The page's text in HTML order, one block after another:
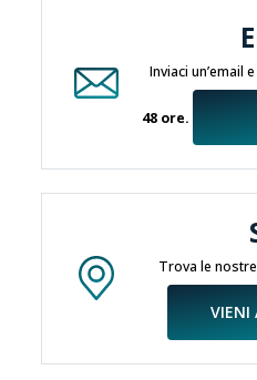
Inviaci un’email
48 ore.
Trova le
VIENI